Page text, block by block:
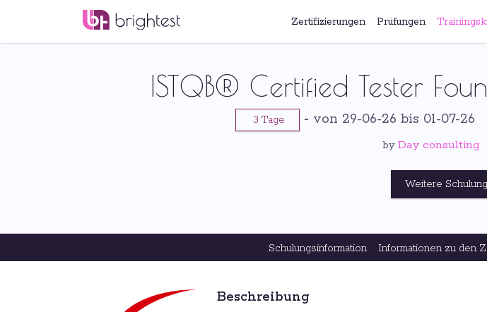
Zertifizierungen Prüfungen
ISTQB® Certified Tester
3 Tage - von 29-06-26 bis 01-07-26
by Day consulting
Weitere
Schulungsinformation Informationen zu den
Beschreibung